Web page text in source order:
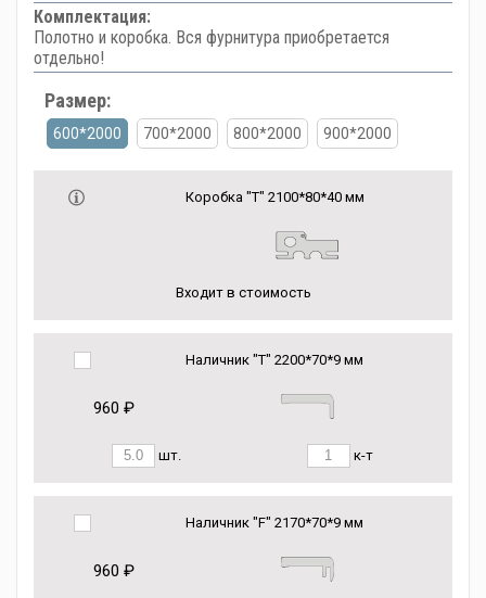
Комплектация:
Полотно и коробка. Вся фурнитура приобретается
отдельно!
Размер:
600*2000 700*2000 800*2000 900*2000
Коробка "Т" 2100*80*40 мм
Входит в стоимость
Наличник "Т" 2200*70*9 мм
960 ₽
шт. к-т
Наличник "F" 2170*70*9 мм
960 ₽